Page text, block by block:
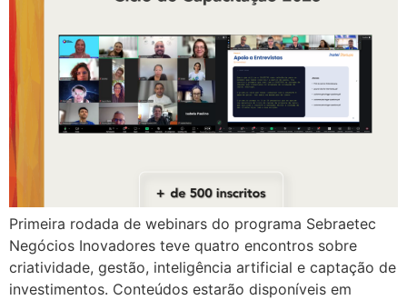
Primeira rodada de webinars do programa Sebraetec
Negócios Inovadores teve quatro encontros sobre
criatividade, gestão, inteligência artificial e captação de
investimentos. Conteúdos estarão disponíveis em